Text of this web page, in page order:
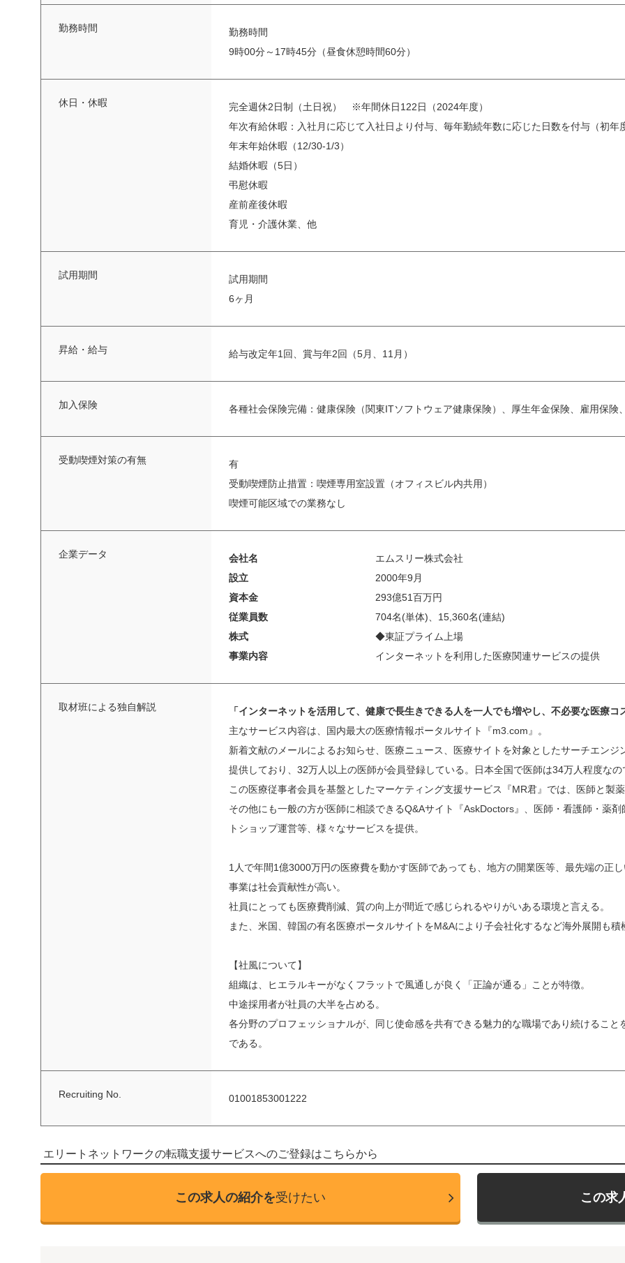
勤務時間
勤務時間
9時00分～17時45分（昼食休憩時間60分）
休日・休暇
完全週休2日制（土日祝） ※年間休日122日（2024年度）
年次有給休暇：入社月に応じて入社日より付与、毎年勤続年数に応じた日数を付与（初年
年末年始休暇（12/30-1/3）
結婚休暇（5日）
弔慰休暇
産前産後休暇
育児・介護休業、他
試用期間
試用期間
6ヶ月
昇給・給与 給与改定年1回、賞与年2回（5月、11月）
加入保険 各種社会保険完備：健康保険（関東ITソフトウェア健康保険）、厚生年金保険、雇用保険
受動喫煙対策の有無
有
受動喫煙防止措置：喫煙専用室設置（オフィスビル内共用）
喫煙可能区域での業務なし
企業データ 会社名
エムスリー株式会社
設立
2000年9月
資本金
293億51百万円
従業員数
704名(単体)、15,360名(連結)
株式
◆東証プライム上場
事業内容
インターネットを利用した医療関連サービスの提供
取材班による独自解説
「インターネットを活用して、健康で長生きできる人を一人でも増やし、不必要な医療
主なサービス内容は、国内最大の医療情報ポータルサイト『m3.com』。
新着文献のメールによるお知らせ、医療ニュース、医療サイトを対象としたサーチエン
提供しており、32万人以上の医師が会員登録している。日本全国で医師は34万人程度な
この医療従事者会員を基盤としたマーケティング支援サービス『MR君』では、医師と製
その他にも一般の方が医師に相談できるQ&Aサイト『AskDoctors』、医師・看護師・薬
トショップ運営等、様々なサービスを提供。
1人で年間1億3000万円の医療費を動かす医師であっても、地方の開業医等、最先端の正
事業は社会貢献性が高い。
社員にとっても医療費削減、質の向上が間近で感じられるやりがいある環境と言える。
また、米国、韓国の有名医療ポータルサイトをM&Aにより子会社化するなど海外展開も積
【社風について】
組織は、ヒエラルキーがなくフラットで風通しが良く「正論が通る」ことが特徴。
中途採用者が社員の大半を占める。
各分野のプロフェッショナルが、同じ使命感を共有できる魅力的な職場であり続けるこ
である。
Recruiting No. 01001853001222
エリートネットワークの転職支援サービスへのご登録はこちらから
この求人の紹介を受けたい この求